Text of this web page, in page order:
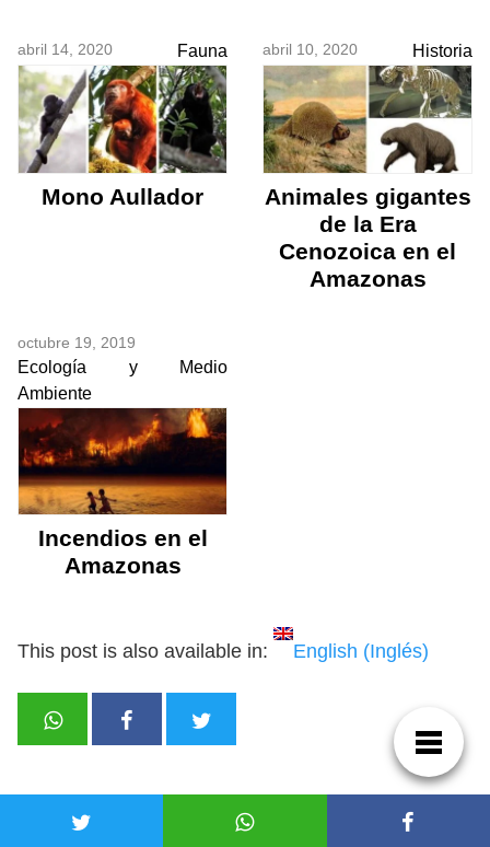
abril 14, 2020 Fauna
Mono Aullador
abril 10, 2020 Historia
Animales gigantes
de la Era
Cenozoica en el
Amazonas
octubre 19, 2019
Ecología y Medio
Ambiente
Incendios en el
Amazonas
This post is also available in: English (Inglés)